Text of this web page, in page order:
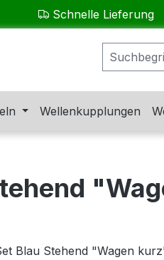
Schnelle Lieferung
Wellenkupplungen